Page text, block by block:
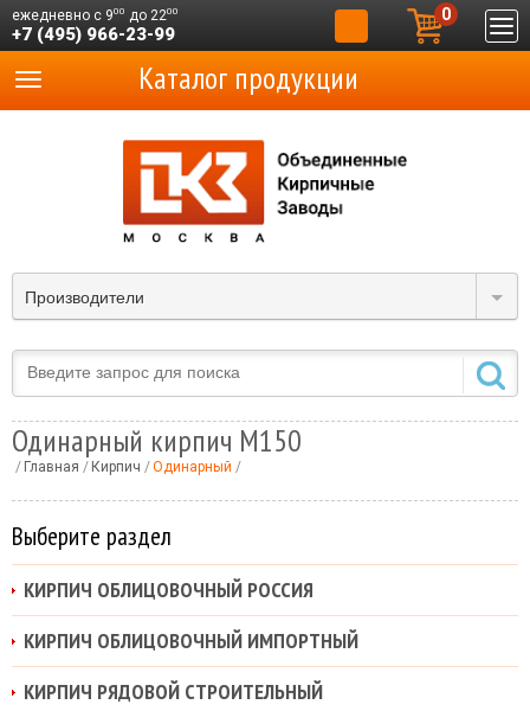
ежедневно с 900 до 2200
+7 (495) 966-23-99
0
Производители
Каталог продукции
Одинарный кирпич М150
Главная Кирпич Одинарный
Выберите раздел
КИРПИЧ ОБЛИЦОВОЧНЫЙ РОССИЯ
КИРПИЧ ОБЛИЦОВОЧНЫЙ ИМПОРТНЫЙ
КИРПИЧ РЯДОВОЙ СТРОИТЕЛЬНЫЙ